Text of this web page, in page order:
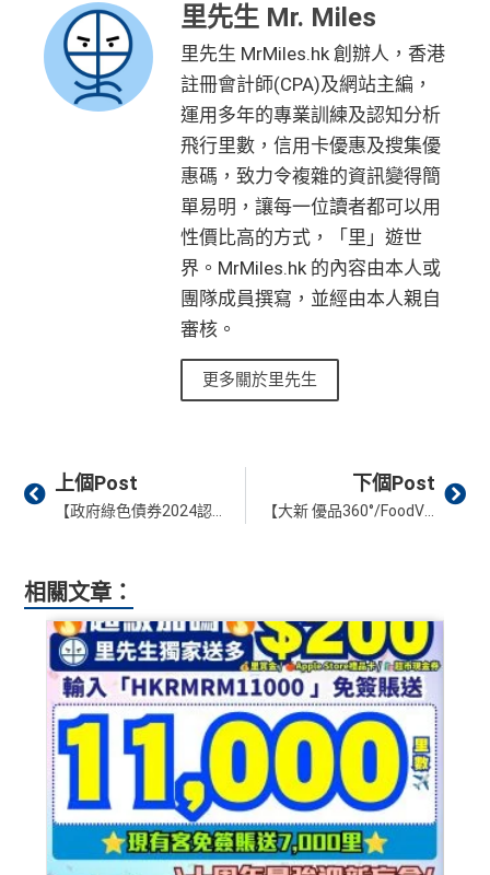
里先生 Mr. Miles
里先生 MrMiles.hk 創辦人，香港
註冊會計師(CPA)及網站主編，
運用多年的專業訓練及認知分析
飛行里數，信用卡優惠及搜集優
惠碼，致力令複雜的資訊變得簡
單易明，讓每一位讀者都可以用
性價比高的方式，「里」遊世
界。MrMiles.hk 的內容由本人或
團隊成員撰寫，並經由本人親自
審核。
更多關於里先生
Prev
上個Post
【政府綠色債券2024認購攻略】最快9月再發行，認購優惠、認購詳情、申請方法、一文睇哂！
下個Post
【大新 優品360°/FoodVille優惠】憑大新信用卡於全線香港優品360°或 FoodVille 門市購物，單一簽賬滿$200或以上，即享$20即時折扣！
相關文章：